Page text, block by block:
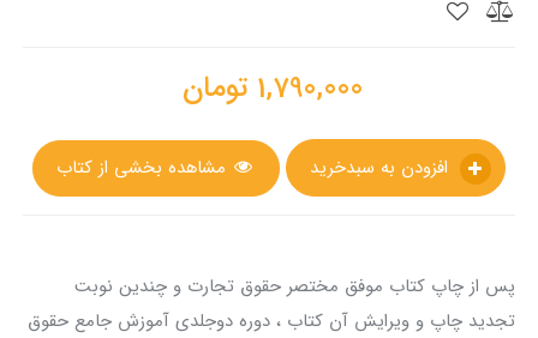
1,790,000 تومان
مشاهده بخشی از کتاب
پس از چاپ کتاب موفق مختصر حقوق تجارت و چندین نوبت
تجدید چاپ و ویرایش آن کتاب ، دوره دوجلدی آموزش جامع حقوق